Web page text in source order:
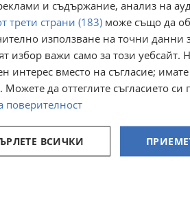
т
и съдържание, анализ на
трети страни (183) може също да
използване на точни данни
избор важи само за този уебсайт.
интерес вместо на съгласие;
. Можете да оттеглите съгласието си
поверителност
ВСИЧКИ